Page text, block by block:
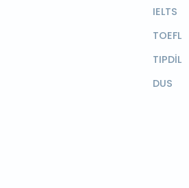
IELTS
TOEFL
TIPDİL
DUS